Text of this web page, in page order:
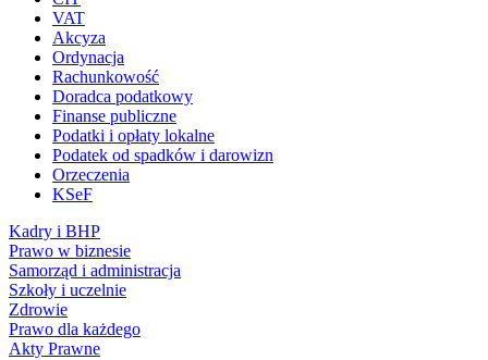
VAT
Akcyza
Ordynacja
Rachunkowość
Doradca podatkowy
Finanse publiczne
Podatki i opłaty lokalne
Podatek od spadków i darowizn
Orzeczenia
KSeF
Kadry i BHP
Prawo w biznesie
Samorząd i administracja
Szkoły i uczelnie
Zdrowie
Prawo dla każdego
Akty Prawne